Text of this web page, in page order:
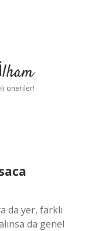
öneriler!
da yer, farklı
da genel